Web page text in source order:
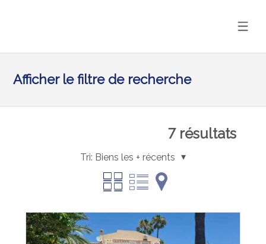
Afficher le filtre de recherche
7résultats
Tri: Biens les + récents